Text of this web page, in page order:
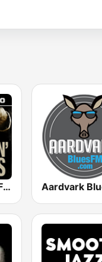
Rockin' Blues - FadeFM